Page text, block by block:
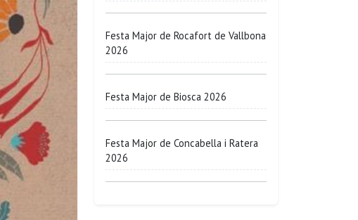
Festa Major de Rocafort de Vallbona
2026
Festa Major de Biosca 2026
Festa Major de Concabella i Ratera
2026